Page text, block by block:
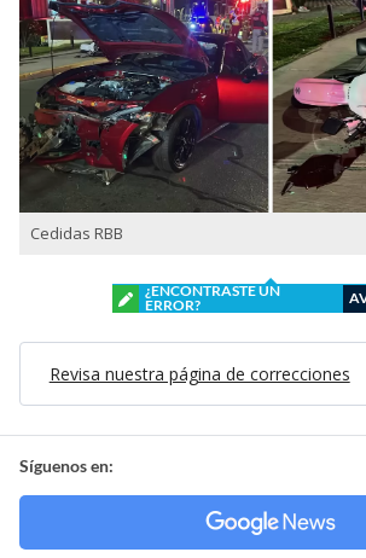
Cedidas RBB
¿ENCONTRASTE UN
ERROR?
Revisa nuestra página de correcciones
Síguenos en: